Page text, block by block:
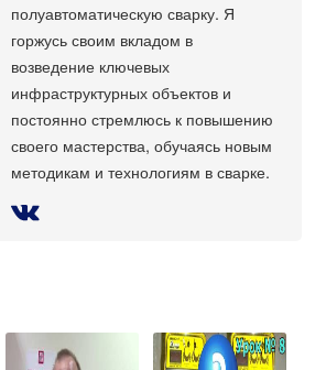
полуавтоматическую сварку. Я
горжусь своим вкладом в
возведение ключевых
инфраструктурных объектов и
постоянно стремлюсь к повышению
своего мастерства, обучаясь новым
методикам и технологиям в сварке.